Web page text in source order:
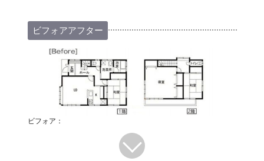
ビフォアアフター
ビフォア：